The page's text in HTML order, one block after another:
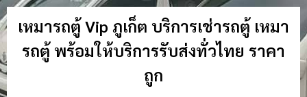
เหมารถตู้ Vip ภูเก็ต บริการเช่ารถตู้ เหมา
รถตู้ พร้อมให้บริการรับส่งทั่วไทย ราคา
ถูก